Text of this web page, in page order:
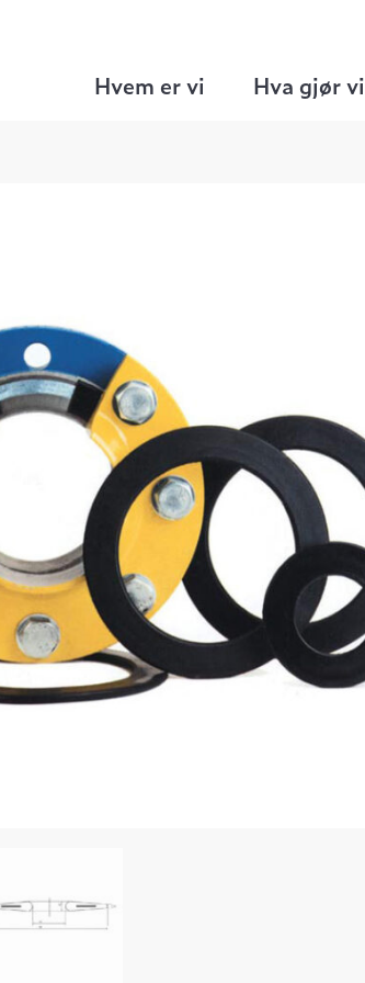
Hvem er vi Hva gjør vi